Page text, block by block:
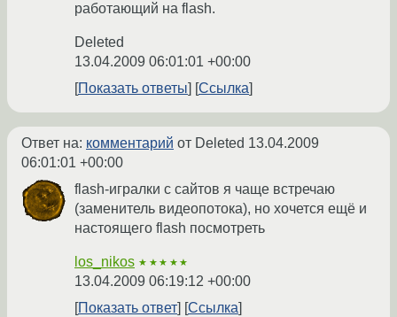
работающий на flash.
Deleted
13.04.2009 06:01:01 +00:00
Показать ответы
Ссылка
Ответ на: комментарий от Deleted 13.04.2009
06:01:01 +00:00
flash-игралки с сайтов я чаще встречаю
(заменитель видеопотока), но хочется ещё и
настоящего flash посмотреть
los_nikos ★★★★★
13.04.2009 06:19:12 +00:00
Показать ответ
Ссылка